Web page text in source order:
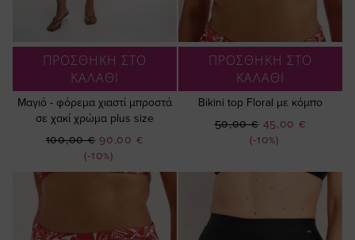
ΠΡΟΣΘΗΚΗ ΣΤΟ
ΚΑΛΑΘΙ
Μαγιό - φόρεμα χιαστί μπροστά
σε χακί χρώμα plus size
(-10%)
Ειδική
Τιμή
90,00 €
100,00 €
ΠΡΟΣΘΗΚΗ ΣΤΟ
ΚΑΛΑΘΙ
Bikini top Floral με κόμπο
(-10%)
Ειδική
Τιμή
45,00 €
50,00 €